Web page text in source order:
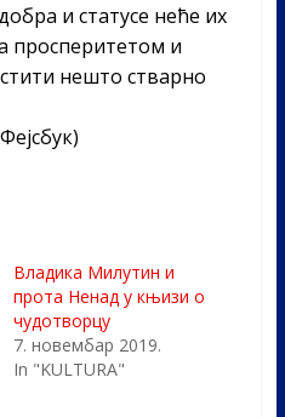
и статусе неће их
просперитетом и
нешто стварно
Владика Милутин и
прота Ненад у књизи о
чудотворцу
7. новембар 2019.
In "KULTURA"